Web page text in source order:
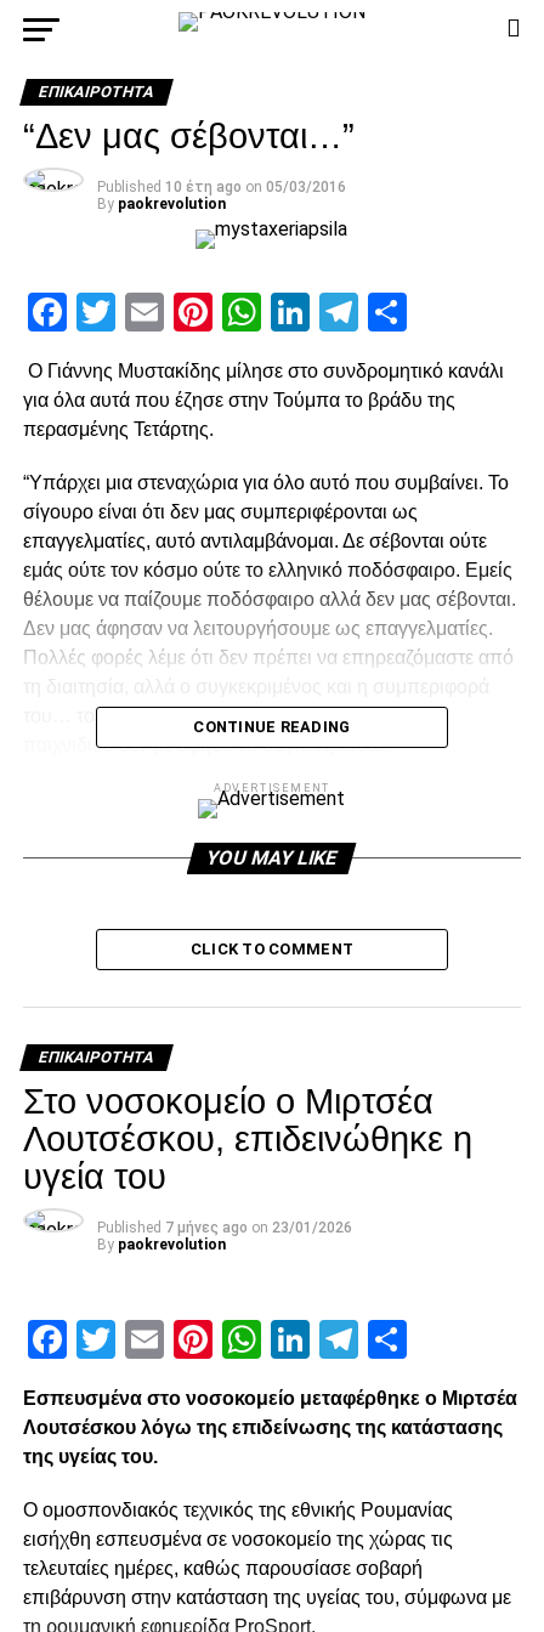
ΕΠΙΚΑΙΡΌΤΗΤΑ
“Δεν μας σέβονται…”
Published 10 έτη ago on 05/03/2016
By paokrevolution
Facebook
Twitter
EmailPinterest
WhatsApp
LinkedIn
Telegram
Ο Γιάννης Μυστακίδης μίλησε στο συνδρομητικό κανάλι
για όλα αυτά που έζησε στην Τούμπα το βράδυ της
περασμένης Τετάρτης.
“Υπάρχει μια στεναχώρια για όλο αυτό που συμβαίνει. Το
σίγουρο είναι ότι δεν μας συμπεριφέρονται ως
επαγγελματίες, αυτό αντιλαμβάνομαι. Δε σέβονται ούτε
εμάς ούτε τον κόσμο ούτε το ελληνικό ποδόσφαιρο. Εμείς
θέλουμε να παίζουμε ποδόσφαιρο αλλά δεν μας σέβονται.
Δεν μας άφησαν να λειτουργήσουμε ως επαγγελματίες.
Πολλές φορές λέμε ότι δεν πρέπει να επηρεαζόμαστε από
του… το έφτασε στα άκρα. Εμένα με έβγαλε εκτός
παιχνιδιού δεν με άφησε να συγκεντρωθώ.”
Για τον αυριανό αγώνα: “Ο Πανθρακικός δεν είναι κακή
θέση. Εμείς πρέπει να κάνουμε ένα καλό παιχνίδι και να
ADVERTISEMENT
Facebook
Twitter
EmailPinterest
WhatsApp
LinkedIn
Telegram
RELATED TOPICS:
UP NEXT
Σαββίδης σε Μακ: “Αντέδρασες αντρίκια!”
CONTINUE READING
ADVERTISEMENT
YOU MAY LIKE
CLICK TO COMMENT
ΕΠΙΚΑΙΡΌΤΗΤΑ
Στο νοσοκομείο ο Μιρτσέα
Λουτσέσκου, επιδεινώθηκε η
υγεία του
Published 7 μήνες ago on 23/01/2026
By paokrevolution
Facebook
Twitter
EmailPinterest
WhatsApp
LinkedIn
Telegram
Εσπευσμένα στο νοσοκομείο μεταφέρθηκε ο Μιρτσέα
Λουτσέσκου λόγω της επιδείνωσης της κατάστασης
της υγείας του.
Ο ομοσπονδιακός τεχνικός της εθνικής Ρουμανίας
εισήχθη εσπευσμένα σε νοσοκομείο της χώρας τις
τελευταίες ημέρες, καθώς παρουσίασε σοβαρή
επιβάρυνση στην κατάσταση της υγείας του, σύμφωνα με
τη ρουμανική εφημερίδα ProSport.